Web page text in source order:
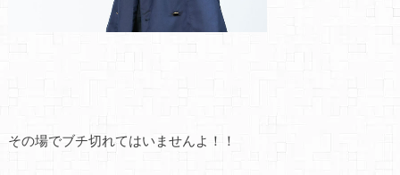
その場でブチ切れてはいませんよ！！